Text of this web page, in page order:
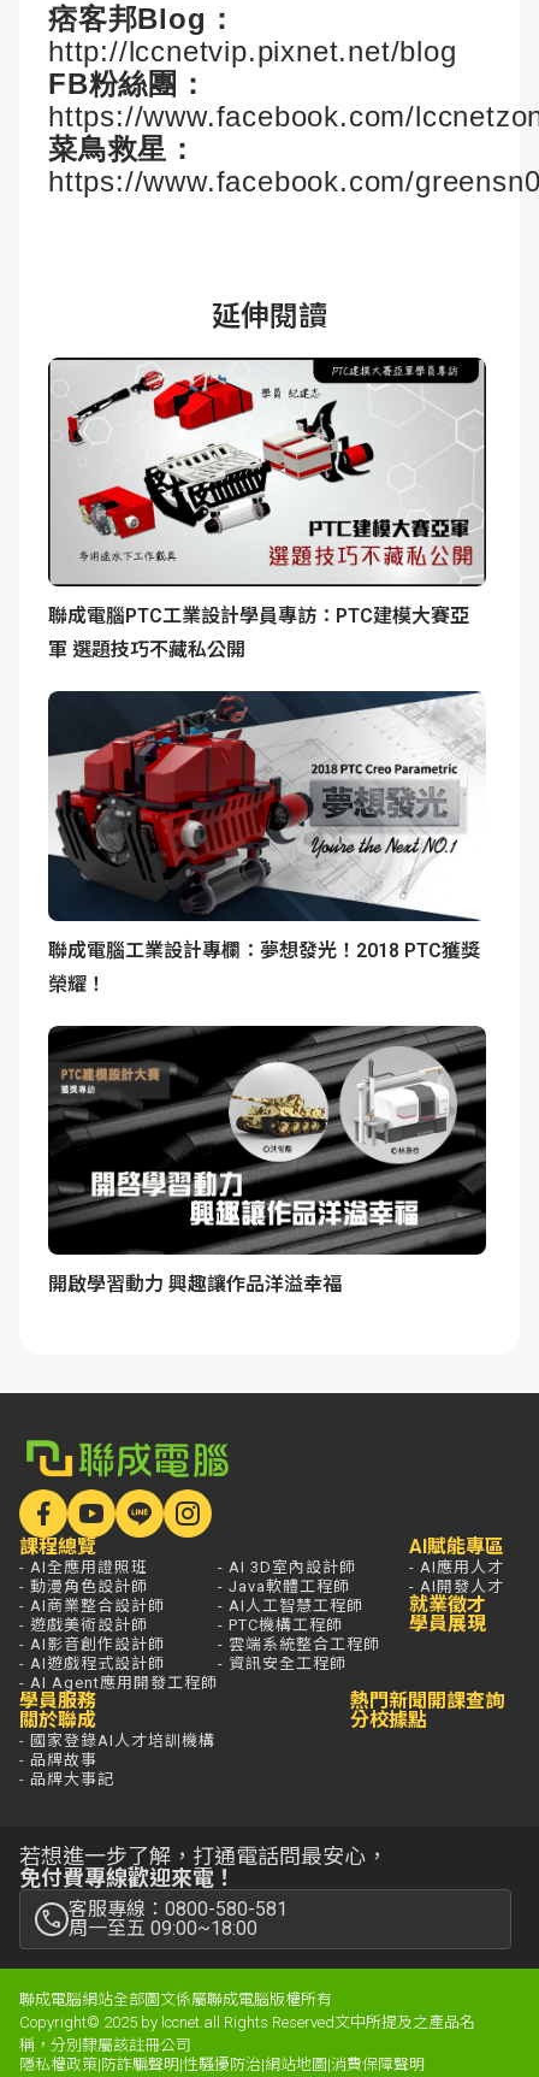
痞客邦Blog：
http://lccnetvip.pixnet.net/blog
FB粉絲團：
https://www.facebook.com/
菜鳥救星：
https://www.facebook.com/
延伸閱讀
聯成電腦PTC工業設計學員專訪：PTC建模大賽亞
軍 選題技巧不藏私公開
聯成電腦工業設計專欄：夢想發光！2018 PTC獲獎
榮耀！
開啟學習動力 興趣讓作品洋溢幸福
課程總覽
- AI全應用證照班
- 動漫角色設計師
- AI商業整合設計師
- 遊戲美術設計師
- AI影音創作設計師
- AI遊戲程式設計師
- AI Agent應用開發工程師
- AI 3D室內設計師
- Java軟體工程師
- AI人工智慧工程師
- PTC機構工程師
- 雲端系統整合工程師
- 資訊安全工程師
AI賦能專區
- AI應用人才
- AI開發人才
就業徵才
學員展現
學員服務
關於聯成
- 國家登錄AI人才培訓機構
- 品牌故事
- 品牌大事記
熱門新聞
分校據點
開課查詢
若想進一步了解，打通電話問最安心，
免付費專線歡迎來電！
客服專線：0800-580-581
周一至五 09:00~18:00
聯成電腦網站全部圖文係屬聯成電腦版權所有
Copyright© 2025 by lccnet.all Rights Reserved文中所提及之產品名
稱，分別隸屬該註冊公司
隱私權政策|防詐騙聲明|性騷擾防治|網站地圖 |消費保障聲明